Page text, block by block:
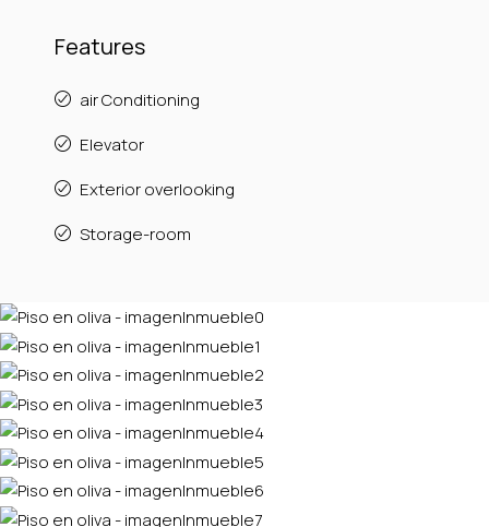
Features
air Conditioning
Elevator
Exterior overlooking
Storage-room